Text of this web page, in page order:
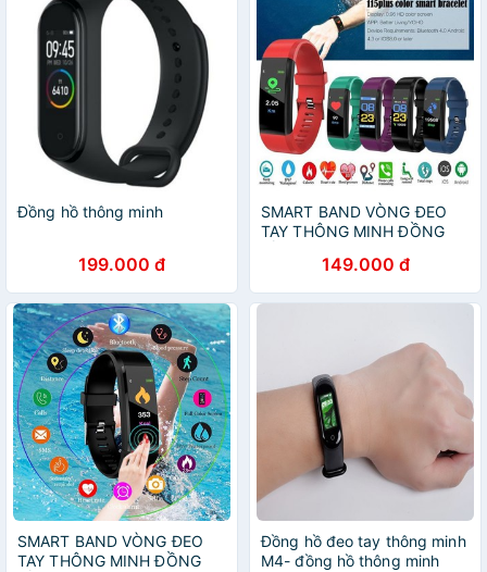
Đồng hồ thông minh
199.000 đ
SMART BAND VÒNG ĐEO
TAY THÔNG MINH ĐỒNG
ID115PLUS149.000 đ
SMART BAND VÒNG ĐEO
TAY THÔNG MINH ĐỒNG
Đồng hồ đeo tay thông minh
M4- đồng hồ thông minh